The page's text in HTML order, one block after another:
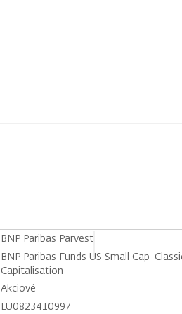
BNP Paribas Parvest
BNP Paribas Funds US Small Cap-
Capitalisation
Akciové
LU0823410997